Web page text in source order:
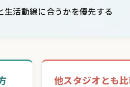
生活動線に合うかを優先する
他スタジオとも